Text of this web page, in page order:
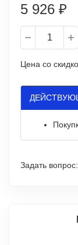
5 926 ₽
Цена со
Задать вопрос: